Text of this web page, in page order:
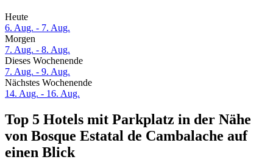
Heute
6. Aug. - 7. Aug.
Morgen
7. Aug. - 8. Aug.
Dieses Wochenende
7. Aug. - 9. Aug.
Nächstes Wochenende
14. Aug. - 16. Aug.
Top 5 Hotels mit Parkplatz in der Nähe
von Bosque Estatal de Cambalache auf
einen Blick